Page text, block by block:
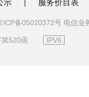
示 服务价目表
ICP备05020372号 电信业
520函 IPV6